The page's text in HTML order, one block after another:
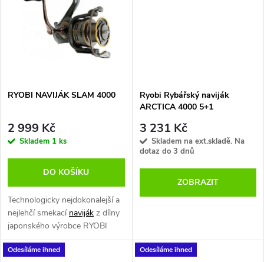
stříbrným designem,
univerzálně použitelná, navíc
série, která plně vyhovuje všem
potřebám method feederového
Model 4000 je ideální volbou
mezi 2,7 a 3,6 metru.
RYOBI NAVIJÁK SLAM 4000
2 999 Kč
Skladem 1 ks
DO KOŠÍKU
Technologicky nejdokonalejší a
nejlehčí smekací naviják z dílny
japonského výrobce RYOBI
s využitím nejnovější know
how používaných při výrobě
Ryobi Rybářský naviják
ARCTICA 4000 5+1
3 231 Kč
Skladem na ext.skladě. Na
dotaz do 3 dnů
ZOBRAZIT
Odesíláme ihned Odesíláme ihned